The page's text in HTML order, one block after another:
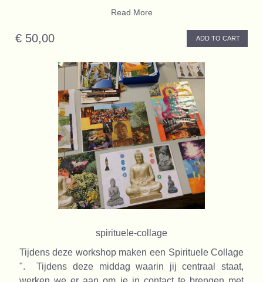
Read More
€ 50,00 ADD TO CART
spirituele-collage
Tijdens deze workshop maken een Spirituele Collage
". Tijdens deze middag waarin jij centraal staat,